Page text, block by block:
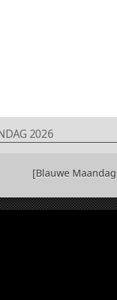
2026
[Blauwe